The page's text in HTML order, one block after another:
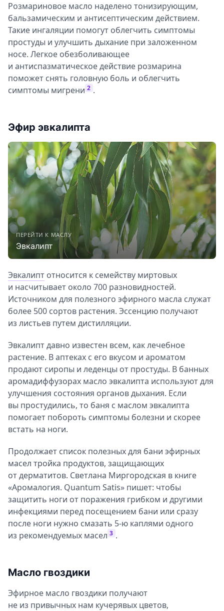
Розмариновое масло наделено тонизирующим,
бальзамическим и антисептическим действием.
Такие ингаляции помогут облегчить симптомы
простуды и улучшить дыхание при заложенном
носе. Легкое обезболивающее
и антиспазматическое действие розмарина
поможет снять головную боль и облегчить
симптомы мигрени 2 .
Эфир эвкалипта
ПЕРЕЙТИ К МАСЛУ
Эвкалипт
Эвкалипт относится к семейству миртовых
и насчитывает около 700 разновидностей.
Источником для полезного эфирного масла служат
более 500 сортов растения. Эссенцию получают
из листьев путем дистилляции.
Эвкалипт давно известен всем, как лечебное
растение. В аптеках с его вкусом и ароматом
продают сиропы и леденцы от простуды. В банных
аромадиффузорах масло эвкалипта используют для
улучшения состояния органов дыхания. Если
вы простудились, то баня с маслом эвкалипта
помогает побороть симптомы болезни и скорее
встать на ноги.
Продолжает список полезных для бани эфирных
масел тройка продуктов, защищающих
от дерматитов. Светлана Миргородская в книге
«Аромалогия. Quantum Satis» пишет: чтобы
защитить ноги от поражения грибком и другими
инфекциями перед посещением бани или сразу
после ноги нужно смазать 5-ю каплями одного
из рекомендуемых масел 3 .
Масло гвоздики
Эфирное масло гвоздики получают
не из привычных нам кучерявых цветов,